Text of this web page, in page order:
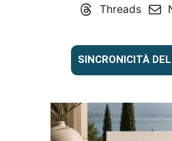
Threads
SINCRONICITÀ